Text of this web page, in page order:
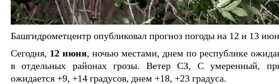
Башгидрометцентр опубликовал прогноз погоды на 12 и 13
Сегодня, 12 июня, ночью местами, днем по республике
в отдельных районах грозы. Ветер СЗ, С умеренный,
ожидается +9, +14 градусов, днем +18, +23 градуса.